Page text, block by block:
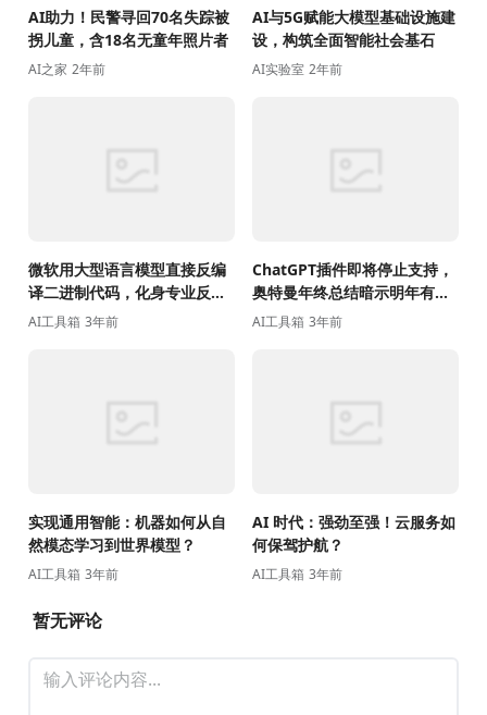
AI助力！民警寻回70名失踪被
拐儿童，含18名无童年照片者
AI之家 2年前
AI与5G赋能大模型基础设施建
设，构筑全面智能社会基石
AI实验室 2年前
微软用大型语言模型直接反编
译二进制代码，化身专业反编
译高手！
AI工具箱 3年前
ChatGPT插件即将停止支持，
奥特曼年终总结暗示明年有大
动作…
AI工具箱 3年前
实现通用智能：机器如何从自
然模态学习到世界模型？
AI工具箱 3年前
AI 时代：强劲至强！云服务如
何保驾护航？
AI工具箱 3年前
暂无评论